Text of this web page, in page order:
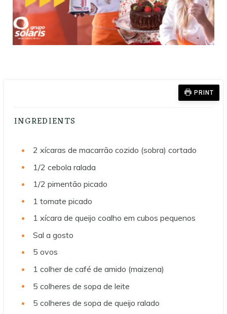
PRINT
INGREDIENTS
2 xícaras de macarrão cozido (sobra) cortado
1/2 cebola ralada
1/2 pimentão picado
1 tomate picado
1 xícara de queijo coalho em cubos pequenos
Sal a gosto
5 ovos
1 colher de café de amido (maizena)
5 colheres de sopa de leite
5 colheres de sopa de queijo ralado